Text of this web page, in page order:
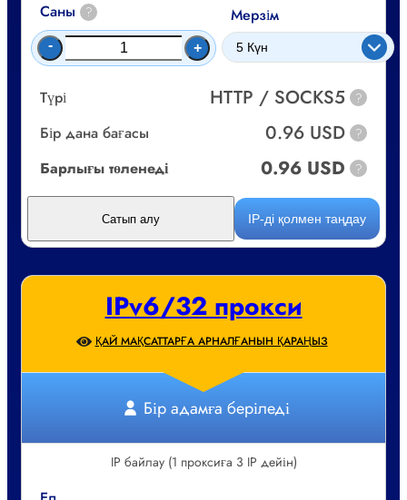
Саны ?
- +
Мерзім
Түрі HTTP / SOCKS5 ?
Бір дана бағасы 0.96 USD ?
Барлығы төленеді 0.96 USD ?
IP-ді қолмен таңдау
Сатып алу
IPv6/32 прокси
ҚАЙ МАҚСАТТАРҒА АРНАЛҒАНЫН ҚАРАҢЫЗ
Бір адамға беріледі
IP байлау (1 проксиға 3 IP дейін)